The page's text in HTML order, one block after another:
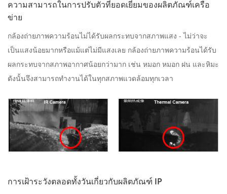
ความสามารถในการปรับตัวที่ยอดเยี่ยมของผลิตภัณฑ์เครือ
ข่าย
กล้องถ่ายภาพความร้อนไม่ได้รับผลกระทบจากสภาพแสง - ไม่ว่าจะ
เป็นแสงน้อยมากหรือแม้แต่ไม่มีแสงเลย กล้องถ่ายภาพความร้อนได้รับ
ผลกระทบจากสภาพอากาศน้อยกว่ามาก เช่น หมอก หมอก ฝน และหิมะ
ดังนั้นจึงสามารถทํางานได้ในทุกสภาพแวดล้อมทุกเวลา
การเฝ้าระวังตลอดทั้งวันเกี่ยวกับผลิตภัณฑ์ IP